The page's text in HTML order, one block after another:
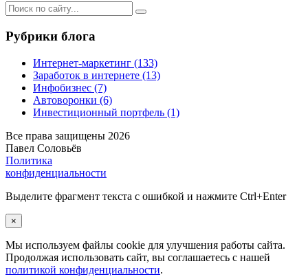
Рубрики блога
Интернет-маркетинг (133)
Заработок в интернете (13)
Инфобизнес (7)
Автоворонки (6)
Инвестиционный портфель (1)
Все права защищены 2026
Павел Соловьёв
Политика
конфиденциальности
Выделите фрагмент текста с ошибкой и нажмите Ctrl+Enter
×
Мы используем файлы cookie для улучшения работы сайта.
Продолжая использовать сайт, вы соглашаетесь с нашей
политикой конфиденциальности.